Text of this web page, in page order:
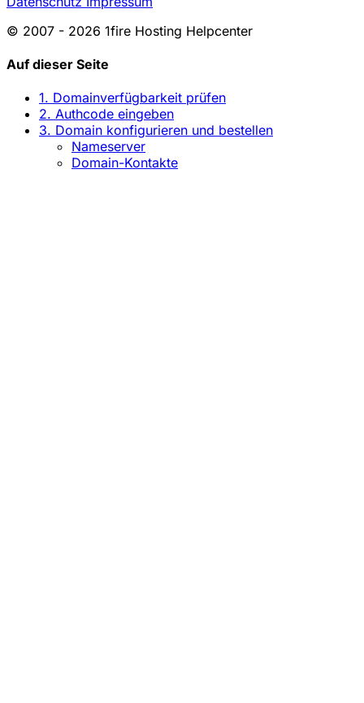
© 2007 - 2026 1fire Hosting Helpcenter
Auf dieser Seite
1. Domainverfügbarkeit prüfen
2. Authcode eingeben
3. Domain konfigurieren und bestellen
Nameserver
Domain-Kontakte